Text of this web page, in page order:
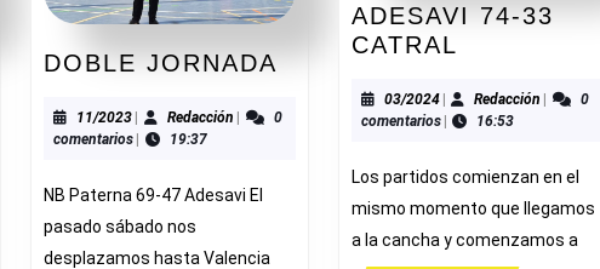
DOBLE JORNADA DOBLE
JORNADA
11/202311/2023
| Redacción Redacción
|
0
comentarios | 19:37
NB Paterna 69-47 Adesavi El
pasado sábado nos
desplazamos hasta Valencia
ADESAVI 74-33
CATRAL
33
CATRAL
03/202403/2024Redacción Redacción
0
comentarios
16:53
Los partidos comienzan en el
mismo momento que llegamos
a la cancha y comenzamos a